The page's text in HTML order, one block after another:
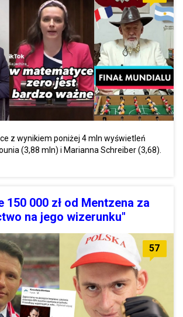
z wynikiem poniżej 4 mln wyświetleń
(3,88 mln) i Marianna Schreiber (3,68).
150 000 zł od Mentzena za
na jego wizerunku"
57